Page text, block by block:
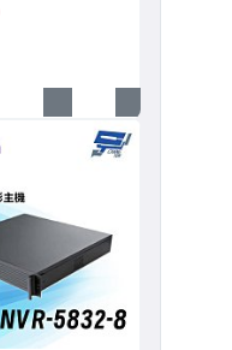
價格!!限量優惠區
萬畫素監視器組合
萬畫素監視器組合
超清晰攝影機!!!
超清晰攝影機!!!